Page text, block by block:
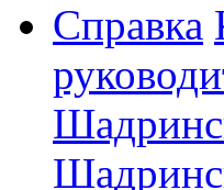
Справка